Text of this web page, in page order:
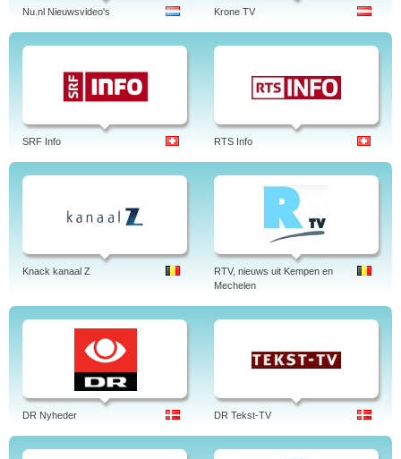
Nu.nl Nieuwsvideo's Krone TV
SRF Info RTS Info
Knack kanaal Z
RTV, nieuws uit Kempen en
Mechelen
DR Nyheder DR Tekst-TV